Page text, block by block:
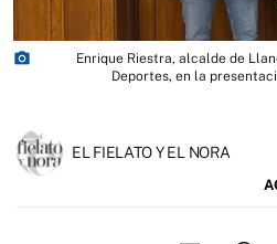
photo_camera
Enrique Riestra, alcalde de
Deportes, en la
EL FIELATO Y EL NORA